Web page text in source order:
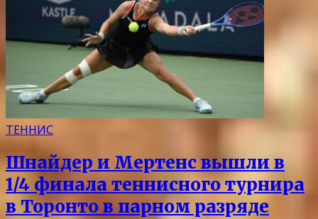
ТЕННИС
Шнайдер и Мертенс вышли в
1/4 финала теннисного турнира
в Торонто в парном разряде